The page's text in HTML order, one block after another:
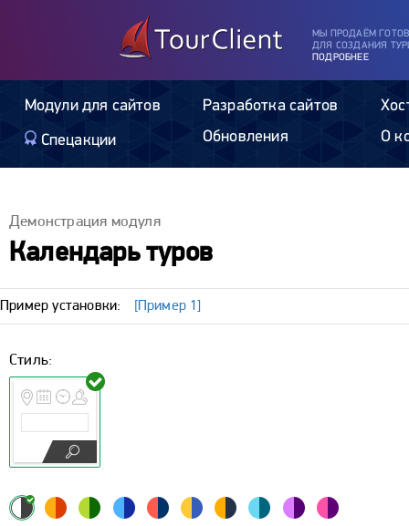
МЫ ПРОДАЁМ
ДЛЯ СОЗДАНИЯ
ПОДРОБНЕЕ
Модули для сайтов Разработка сайтов
Спецакции
Обновления О
Демонстрация модуля
Календарь туров
Пример установки: [Пример 1]
Стиль: